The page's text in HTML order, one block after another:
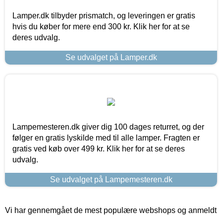
Lamper.dk tilbyder prismatch, og leveringen er gratis
hvis du køber for mere end 300 kr. Klik her for at se
deres udvalg.
Se udvalget på Lamper.dk
Lampemesteren.dk giver dig 100 dages returret, og der
følger en gratis lyskilde med til alle lamper. Fragten er
gratis ved køb over 499 kr. Klik her for at se deres
udvalg.
Se udvalget på Lampemesteren.dk
Vi har gennemgået de mest populære webshops og anmeldt